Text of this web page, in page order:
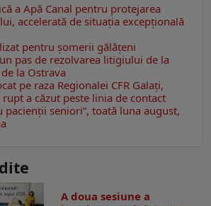
a Apă Canal pentru protejarea
accelerată de situația excepțională
pentru șomerii gălățeni
pas de rezolvarea litigiului de la
la Ostrava
pe raza Regionalei CFR Galați,
a căzut peste linia de contact
pacienții seniori”, toată luna august,
A doua sesiune a